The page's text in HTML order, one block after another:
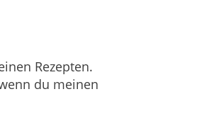
Rezepten.
du meinen